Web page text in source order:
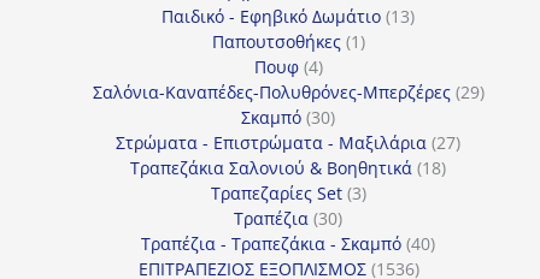
Παιδικό - Εφηβικό Δωμάτιο 1313
Παπουτσοθήκες 11
Πουφ 44
προϊόντα
Σαλόνια-Καναπέδες-Πολυθρόνες-Μπερζέρες 2929
Σκαμπό 3030
προϊόντα
Στρώματα - Επιστρώματα - Μαξιλάρια 2727
Τραπεζάκια Σαλονιού & Βοηθητικά 1818
Τραπεζαρίες Set 33
Τραπέζια 3030
προϊόντα
Τραπέζια - Τραπεζάκια - Σκαμπό 4040
ΕΠΙΤΡΑΠΕΖΙΟΣ ΕΞΟΠΛΙΣΜΟΣ 15361536